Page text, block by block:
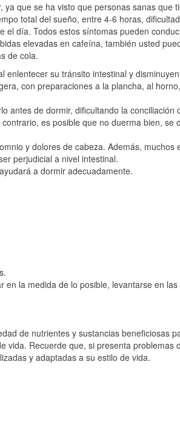
ya que se ha visto que personas sanas que
total del sueño, entre 4-6 horas,
día. Todos estos síntomas pueden
elevadas en cafeína, también usted
de cola.
enlentecer su tránsito intestinal y
con preparaciones a la plancha, al
antes de dormir, dificultando la conciliación
es posible que no duerma bien, se
y dolores de cabeza. Además, muchos
perjudicial a nivel intestinal.
a dormir adecuadamente.
la medida de lo posible, levantarse en
de nutrientes y sustancias beneficiosas
vida. Recuerde que, si presenta problemas
y adaptadas a su estilo de vida.